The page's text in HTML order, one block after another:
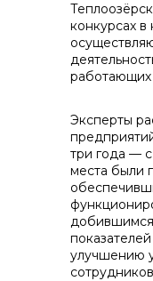
конкурсах в
работающих
Эксперты
три года —
места были
улучшению